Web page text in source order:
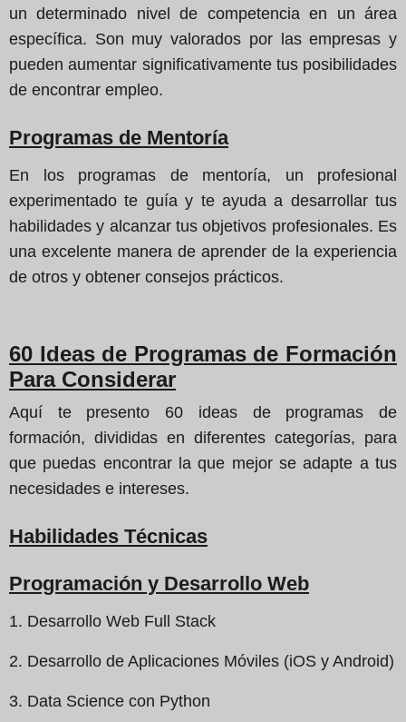
un determinado nivel de competencia en un área
específica. Son muy valorados por las empresas y
pueden aumentar significativamente tus posibilidades
de encontrar empleo.
Programas de Mentoría
En los programas de mentoría, un profesional
experimentado te guía y te ayuda a desarrollar tus
habilidades y alcanzar tus objetivos profesionales. Es
una excelente manera de aprender de la experiencia
de otros y obtener consejos prácticos.
60 Ideas de Programas de Formación
Para Considerar
Aquí te presento 60 ideas de programas de
formación, divididas en diferentes categorías, para
que puedas encontrar la que mejor se adapte a tus
necesidades e intereses.
Habilidades Técnicas
Programación y Desarrollo Web
1. Desarrollo Web Full Stack
2. Desarrollo de Aplicaciones Móviles (iOS y Android)
3. Data Science con Python